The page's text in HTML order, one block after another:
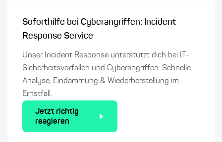
Soforthilfe bei Cyberangriffen: Incident
Response Service
Unser Incident Response unterstützt dich bei IT-
Sicherheitsvorfällen und Cyberangriffen. Schnelle
Analyse, Eindämmung & Wiederherstellung im
Ernstfall.
Jetzt richtig
reagieren